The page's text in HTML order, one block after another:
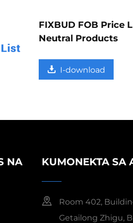
FIXBUD FOB Price
Neutral Products
I-download
NA
KUMONEKTA SA
Room 402,
Getailong Zhigu,